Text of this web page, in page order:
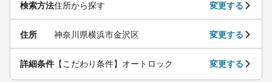
検索方法住所から探す 変更する
住所 神奈川県横浜市金沢区 変更する
詳細条件 【こだわり条件】オートロック 変更する